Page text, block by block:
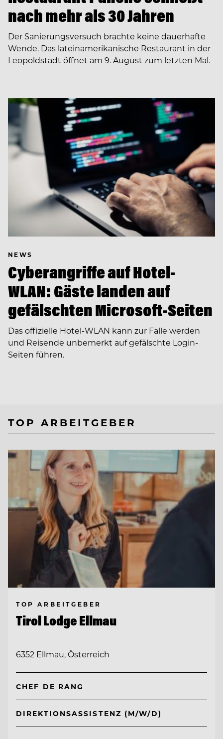
nach mehr als 30 Jahren
Der Sanierungsversuch brachte keine dauerhafte
Wende. Das lateinamerikanische Restaurant in der
Leopoldstadt öffnet am 9. August zum letzten Mal.
NEWS
Cyberangriffe auf Hotel-
WLAN: Gäste landen auf
gefälschten Microsoft-Seiten
Das offizielle Hotel-WLAN kann zur Falle werden
und Reisende unbemerkt auf gefälschte Login-
Seiten führen.
TOP ARBEITGEBER
TOP ARBEITGEBER
Tirol Lodge Ellmau
6352 Ellmau, Österreich
CHEF DE RANG
DIREKTIONSASSISTENZ (M/W/D)